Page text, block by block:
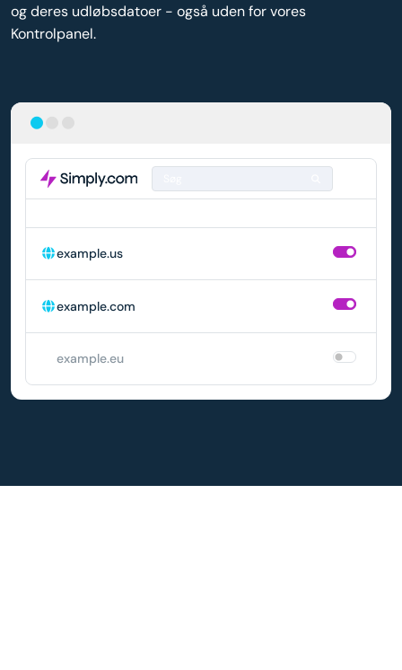
example.us
example.com
example.eu
og deres udløbsdatoer - også uden for vores
Kontrolpanel.